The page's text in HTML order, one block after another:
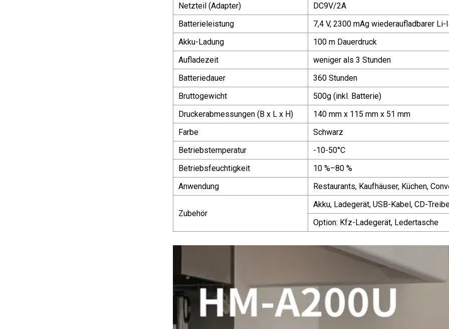
Netzteil (Adapter)
DC9V/2A
Batterieleistung
7,4 V, 2300 mAg wiederaufladbarer Li-
Akku-Ladung
100 m Dauerdruck
Aufladezeit
weniger als 3 Stunden
Batteriedauer
360 Stunden
Bruttogewicht
500g (inkl. Batterie)
Druckerabmessungen (B x L x H)
140 mm x 115 mm x 51 mm
Farbe
Schwarz
Betriebstemperatur
-10-50°C
Betriebsfeuchtigkeit
10 %–80 %
Anwendung
Restaurants, Kaufhäuser, Küchen,
Zubehör
Akku, Ladegerät, USB-Kabel, CD-
Option: Kfz-Ladegerät, Ledertasche